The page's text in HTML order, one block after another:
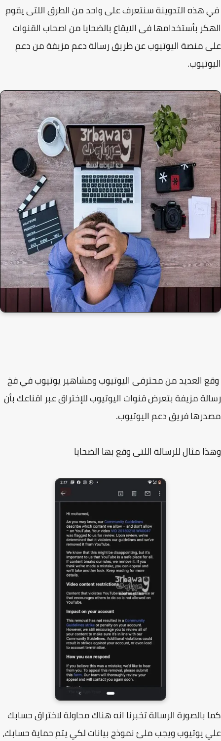
التدوينة سنتعرف على واحد من الطرق اللتى يقوم
بأستخدامها فى الايقاع بالضحايا من اصحاب القنوات
منصة اليوتيوب عن طريق رسالة دعم مزيفة من دعم
العديد من محترفى اليوتيوب ومشاهير يوتيوب في فخ
مزيفة بتعرض قنوات اليوتيوب للإختراق عبر اقناعك بأن
فريق دعم اليوتيوب.
مثال للرسالة اللتى وقع بها الضحايا
بالصورة الرسالة تخبرنا انه هناك محاولة لاختراق حسابك
يوتيوب ويجب ملئ نموذج بيانات لكي يتم حماية حسابك،